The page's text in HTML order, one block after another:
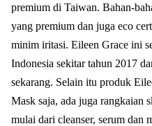
premium di Taiwan. Bahan-
yang premium dan juga eco
minim iritasi. Eileen Grace ini
Indonesia sekitar tahun 2017
sekarang. Selain itu produk
Mask saja, ada juga rangkaian
mulai dari cleanser, serum dan